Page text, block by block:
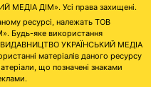
ДІМ». Усі права захищені.
ресурсі, належать ТОВ
Будь-яке використання
«ВИДАВНИЦТВО УКРАЇНСЬКИЙ МЕДІА
матеріалів даного ресурсу
що позначені знаками